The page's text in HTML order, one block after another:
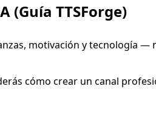
(Guía TTSForge)
motivación y tecnología —
cómo crear un canal